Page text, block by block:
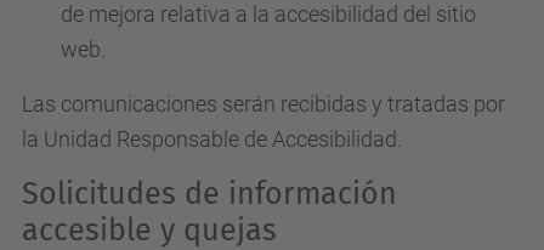
de mejora relativa a la accesibilidad del sitio
web.
Las comunicaciones serán recibidas y tratadas por
la Unidad Responsable de Accesibilidad.
Solicitudes de información
accesible y quejas